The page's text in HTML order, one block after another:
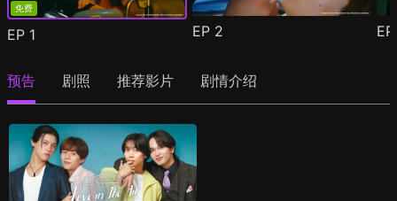
免费
EP 1 EP 2
预告 剧照 推荐影片 剧情介绍